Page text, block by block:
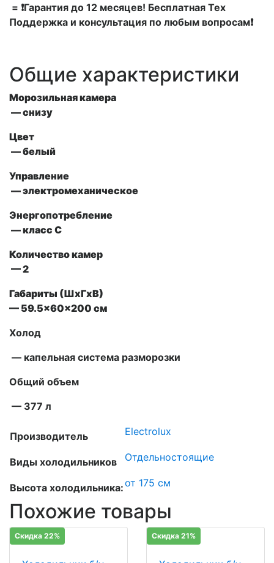
= ❗Гарантия до 12 месяцев! Бесплатная Тех
Поддержка и консультация по любым вопросам❗
Общие характеристики
Морозильная камера
— снизу
Цвет
— белый
Управление
—электромеханическое
Энергопотребление
— класс С
Количество камер
— 2
Габариты (ШxГxВ)
— 59.5x60x200 см
Холод
— капельная система разморозки
Общий объем
— 377 л
Производитель Electrolux
Виды холодильников Отдельностоящие
Высота холодильника:от 175 см
Похожие товары
Скидка 22% Скидка 21%